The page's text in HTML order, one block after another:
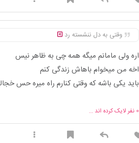
وقتی به دل ننشسته رد
اره ولی مامانم میگه همه چی به ظاهر نیس
اخه من میخوام باهاش زندگی کنم
باید یکی باشه که وقتی کنارم راه میره حس
0 نفر لایک کرده اند ...